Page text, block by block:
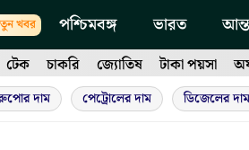
খবর পশ্চিমবঙ্গ ভারত
টেক চাকরি জ্যোতিষ টাকা পয়সা
দাম পেট্রোলের দাম ডিজেলের দাম